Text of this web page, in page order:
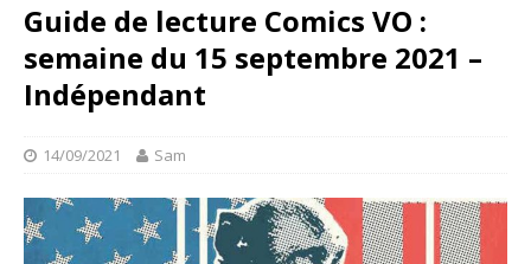
Guide de lecture Comics VO :
semaine du 15 septembre 2021 –
Indépendant
14/09/2021 Sam